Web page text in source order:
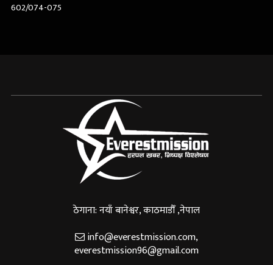
602/074-075
ठेगाना: नयाँ बानेश्वर, काठमाडौँ ,नेपाल
info@everestmission.com,
everestmission96@gmail.com